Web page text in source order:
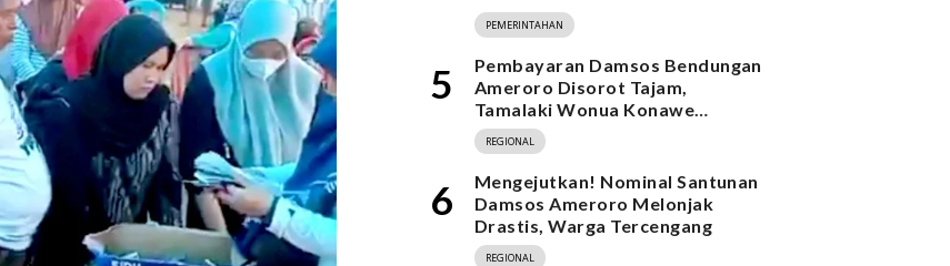
PEMERINTAHAN
5
Pembayaran Damsos Bendungan
Ameroro Disorot Tajam,
Tamalaki Wonua Konawe
Ungkap Dugaan Ketidakberesan
REGIONAL
6
Mengejutkan! Nominal Santunan
Damsos Ameroro Melonjak
Drastis, Warga Tercengang
REGIONAL